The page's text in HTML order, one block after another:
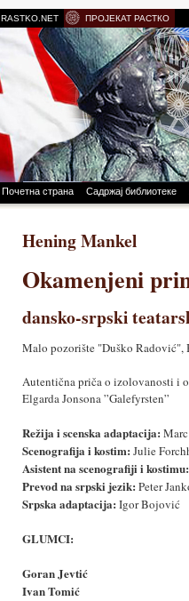
RASTKO.NET ПРОЈЕКАТ РАСТКО
Почетна страна Садржај библиотеке
Hening Mankel
Okamenjeni
dansko-srpski
Malo pozorište "Duško Radović",
Autentična priča o izolovanosti i
Elgarda Jonsona ”Galefyrsten”
Režija i scenska adaptacija:
Scenografija i kostim: Julie
Asistent na scenografiji i kostimu:
Prevod na srpski jezik: Peter
Srpska adaptacija: Igor Bojović
GLUMCI:
Goran Jevtić
Ivan Tomić